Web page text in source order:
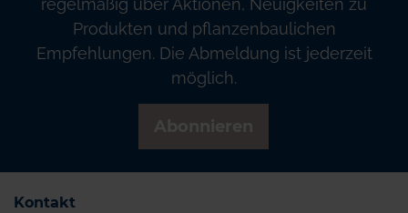
regelmäßig über Aktionen, Neuigkeiten zu
Produkten und pflanzenbaulichen
Empfehlungen. Die Abmeldung ist jederzeit
möglich.
Kontakt